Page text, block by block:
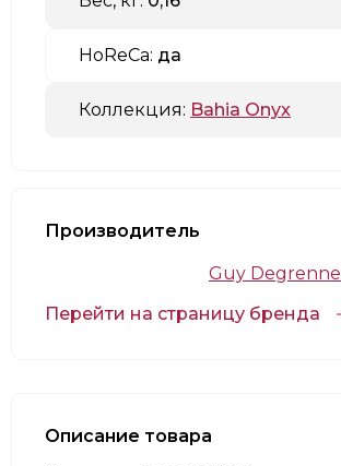
HoReCa: да
Коллекция: Bahia Onyx
Производитель
Guy Degrenne
Перейти на страницу бренда
Описание товара